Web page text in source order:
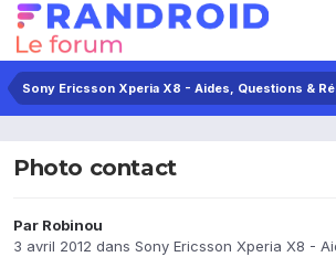
Photo contact
Par Robinou
3 avril 2012 dans Sony Ericsson Xperia X8 -